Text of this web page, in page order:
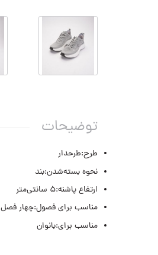
توضیحات
طرح:طرحدار
نحوه بسته‌شدن:بند
ارتفاع پاشنه:۵ سانتی‌متر
مناسب برای فصول:چهار فصل
مناسب برای:بانوان